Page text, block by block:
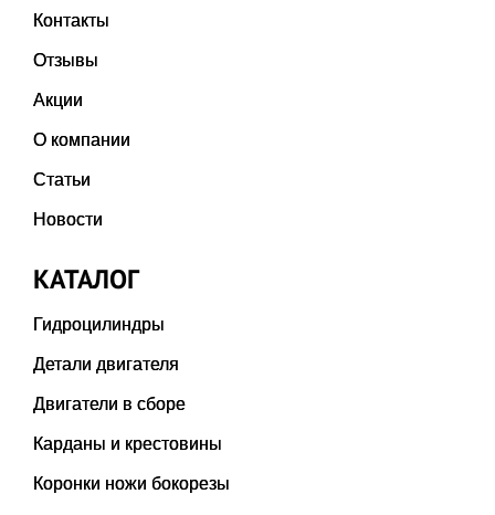
Контакты
Отзывы
Акции
О компании
Статьи
Новости
КАТАЛОГ
Гидроцилиндры
Детали двигателя
Двигатели в сборе
Карданы и крестовины
Коронки ножи бокорезы